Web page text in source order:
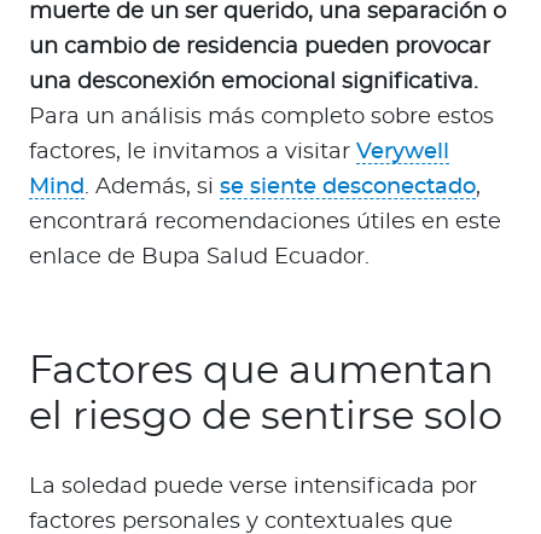
muerte de un ser querido, una separación o
un cambio de residencia pueden provocar
una desconexión emocional significativa.
Para un análisis más completo sobre estos
factores, le invitamos a visitar Verywell
Mind. Además, si se siente desconectado,
encontrará recomendaciones útiles en este
enlace de Bupa Salud Ecuador.
Factores que aumentan
el riesgo de sentirse solo
La soledad puede verse intensificada por
factores personales y contextuales que